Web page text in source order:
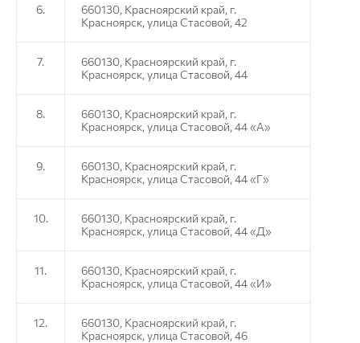
6.
660130, Красноярский край, г.
Красноярск, улица Стасовой, 42
7.
660130, Красноярский край, г.
Красноярск, улица Стасовой, 44
8.
660130, Красноярский край, г.
Красноярск, улица Стасовой, 44 «А»
9.
660130, Красноярский край, г.
Красноярск, улица Стасовой, 44 «Г»
10.
660130, Красноярский край, г.
Красноярск, улица Стасовой, 44 «Д»
11.
660130, Красноярский край, г.
Красноярск, улица Стасовой, 44 «И»
12.
660130, Красноярский край, г.
Красноярск, улица Стасовой, 46